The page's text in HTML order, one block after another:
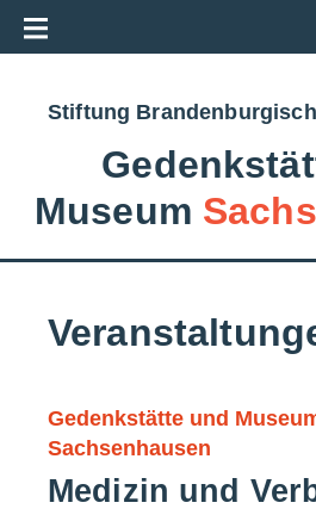
Stiftung
Museum
Gedenkstätte und
Sachsenhausen
Medizin und